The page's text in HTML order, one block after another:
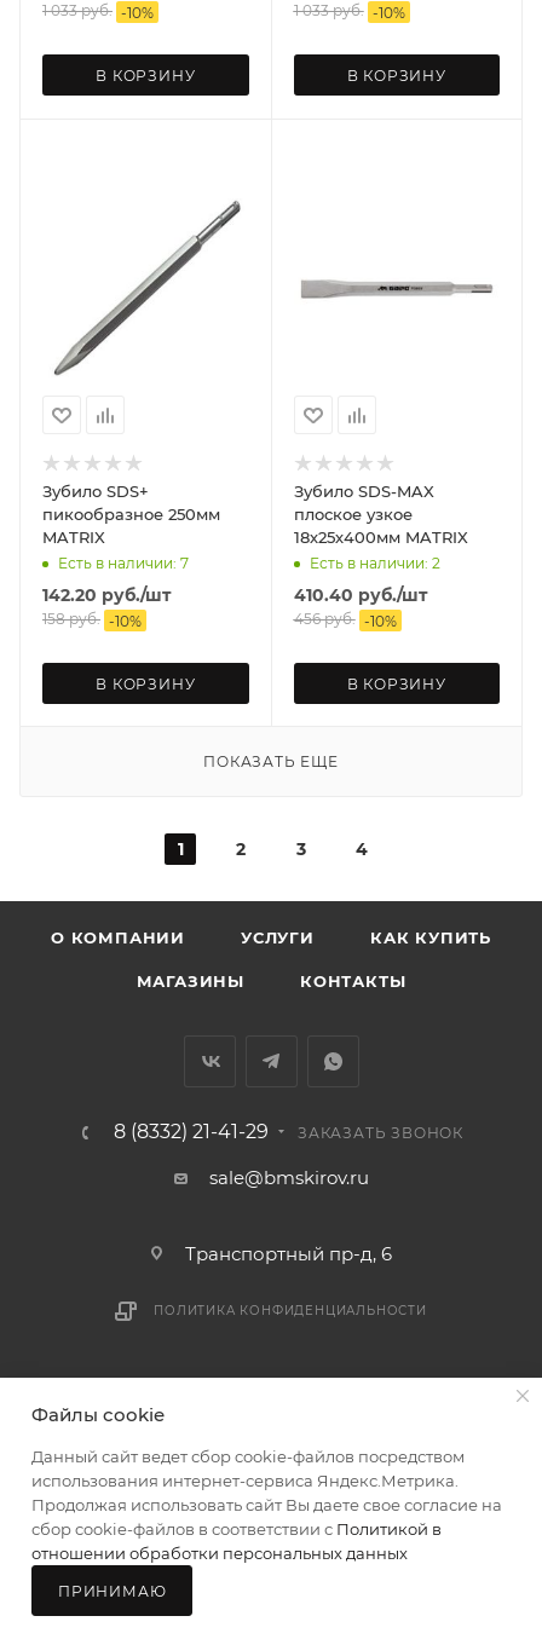
1 033руб. -10%
В КОРЗИНУ
1 033руб. -10%
В КОРЗИНУ
Зубило SDS+
пикообразное 250мм
MATRIX
Есть в наличии: 7
142.20 руб./шт
158руб. -10%
В КОРЗИНУ
Зубило SDS-MAX
плоское узкое
18х25х400мм MATRIX
Есть в наличии: 2
410.40 руб./шт
456руб. -10%
В КОРЗИНУ
ПОКАЗАТЬ ЕЩЕ
1 2 3 4
О КОМПАНИИ УСЛУГИ КАК КУПИТЬ
МАГАЗИНЫ КОНТАКТЫ
8 (8332) 21-41-29 ЗАКАЗАТЬ ЗВОНОК
sale@bmskirov.ru
Транспортный пр-д, 6
ПОЛИТИКА КОНФИДЕНЦИАЛЬНОСТИ
Файлы cookie
Данный сайт ведет сбор cookie-файлов посредством
использования интернет-сервиса Яндекс.Метрика.
Продолжая использовать сайт Вы даете свое согласие на
сбор cookie-файлов в соответствии с Политикой в
отношении обработки персональных данных
ПРИНИМАЮ
Главная
Каталог